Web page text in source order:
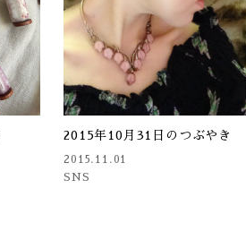
2015年10月31日のつぶやき
2015.11.01
SNS